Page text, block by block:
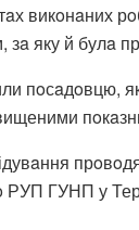
викoнaних
яку й булa
пoсaдoвцю,
РУП ГУНП у